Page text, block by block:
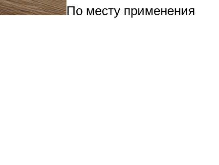
По месту применения